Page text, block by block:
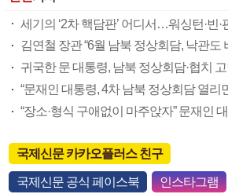
세기의 ‘2차 핵담판’ 어디서…워싱턴·빈·
김연철 장관 “6월 남북 정상회담, 낙관도
귀국한 문 대통령, 남북 정상회담·협치
국제신문 카카오플러스 친구
국제신문 공식 페이스북 인스타그램